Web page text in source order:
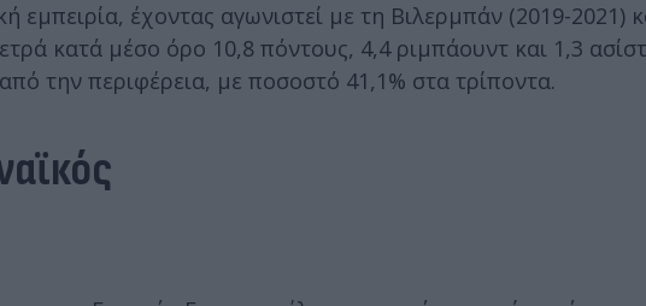
εμπειρία, έχοντας αγωνιστεί με τη Βιλερμπάν (2019-2021)
κατά μέσο όρο 10,8 πόντους, 4,4 ριμπάουντ και 1,3
την περιφέρεια, με ποσοστό 41,1% στα τρίποντα.